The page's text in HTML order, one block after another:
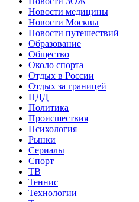
Новости медицины
Новости Москвы
Новости путешествий
Образование
Общество
Около спорта
Отдых в России
Отдых за границей
ПДД
Политика
Происшествия
Психология
Рынки
Сериалы
Спорт
ТВ
Теннис
Технологии